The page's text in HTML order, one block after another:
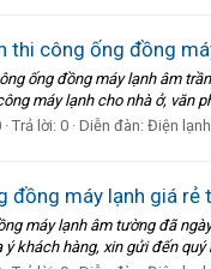
thi công ống đồng
ống đồng máy lạnh âm
máy lạnh cho nhà ở, văn
Trả lời: 0 Diễn đàn: Điện lạnh
đồng máy lạnh giá rẻ
máy lạnh âm tường đã
khách hàng, xin gửi đến